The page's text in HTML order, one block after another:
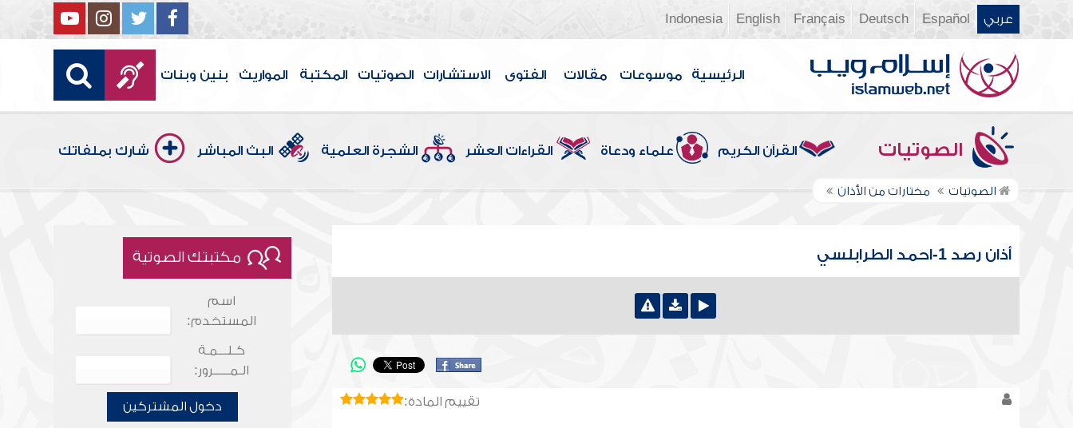
عربي Español
Deutsch
Français
English
Indonesia
الرئيسية موسوعات مقالات الفتوى الاستشارات الصوتيات المكتبة المواريث بنين وبنات
الصوتيات القرآن الكريم علماء ودعاة القراءات العشر الشجرة العلمية البث المباشر شارك بملفاتك
الصوتيات مختارات من الأذان
أذان رصد 1-احمد الطرابلسي
تقييم المادة:
مكتبتك الصوتية
اسم
المستخدم:
كـلـــمـة
الـمـــــرور:
دخول المشتركين